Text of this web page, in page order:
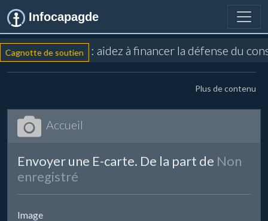
Infocapagde
Cagnotte de soutien : aidez à financer la défense du
Plus de contenu
Accueil
Envoyer une E-carte. De la part de Non
enregistré
Image